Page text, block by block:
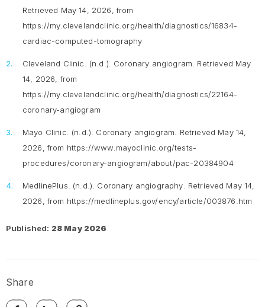
Retrieved May 14, 2026, from
https://my.clevelandclinic.org/health/diagnostics/16834-
cardiac-computed-tomography
Cleveland Clinic. (n.d.). Coronary angiogram . Retrieved May
14, 2026, from
https://my.clevelandclinic.org/health/diagnostics/22164-
coronary-angiogram
Mayo Clinic. (n.d.). Coronary angiogram . Retrieved May 14,
2026, from https://www.mayoclinic.org/tests-
procedures/coronary-angiogram/about/pac-20384904
MedlinePlus. (n.d.). Coronary angiography . Retrieved May 14,
2026, from https://medlineplus.gov/ency/article/003876.htm
Published: 28 May 2026
Share